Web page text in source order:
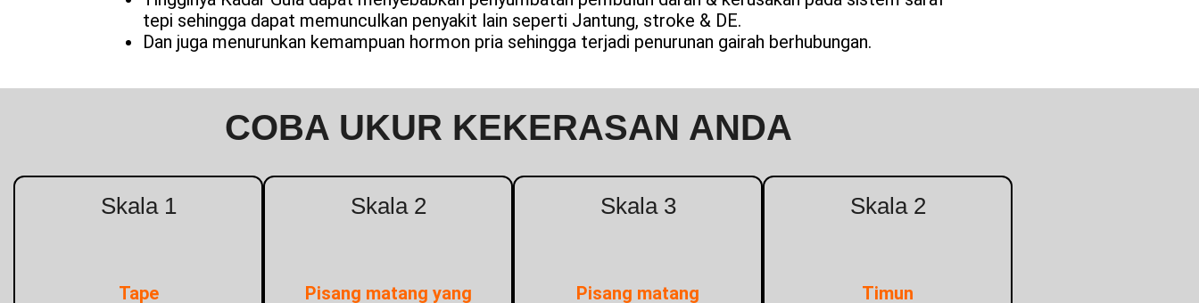
tepi sehingga dapat memunculkan penyakit lain seperti Jantung, stroke & DE.
Dan juga menurunkan kemampuan hormon pria sehingga terjadi penurunan gairah berhubungan.
COBA UKUR KEKERASAN ANDA
Skala 1
Tape
Skala 2
Pisang matang yang
Skala 3
Pisang matang
Skala 2
Timun